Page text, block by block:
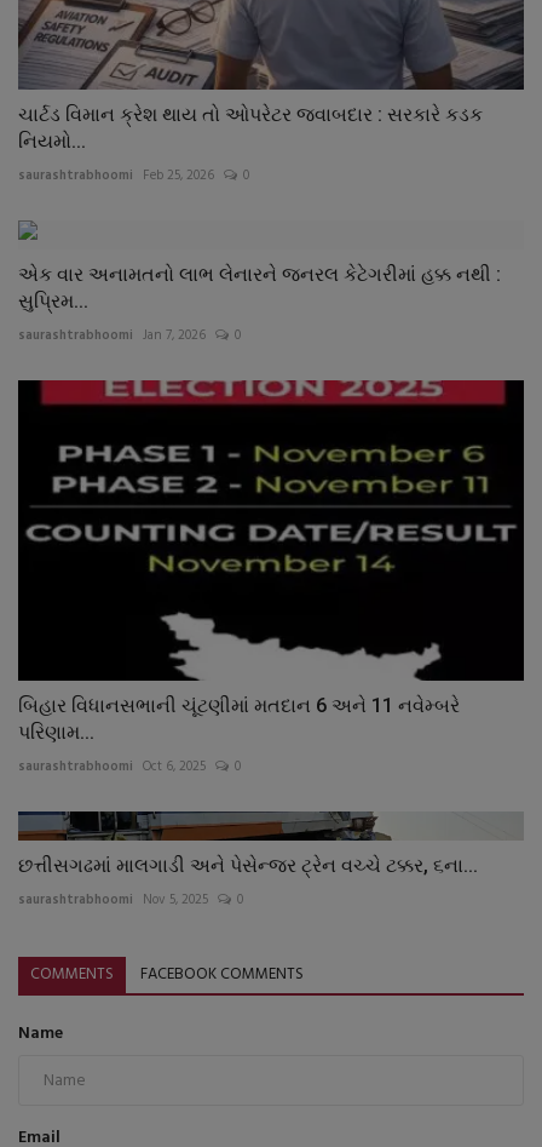
ચાર્ટડ વિમાન ક્રેશ થાય તો ઓપરેટર જવાબદાર : સરકારે કડક
નિયમો...
saurashtrabhoomi Feb 25, 2026 0
એક વાર અનામતનો લાભ લેનારને જનરલ કેટેગરીમાં હક્ક નથી :
સુપ્રિમ...
saurashtrabhoomi Jan 7, 2026 0
બિહાર વિધાનસભાની ચૂંટણીમાં મતદાન 6 અને 11 નવેમ્બરે
પરિણામ...
saurashtrabhoomi Oct 6, 2025 0
છત્તીસગઢમાં માલગાડી અને પેસેન્જર ટ્રેન વચ્ચે ટક્કર, ૬ના...
saurashtrabhoomi Nov 5, 2025 0
COMMENTS FACEBOOK COMMENTS
Name
Email